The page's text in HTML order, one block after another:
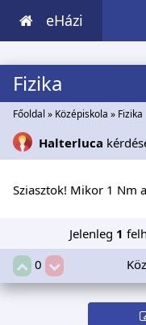
eHázi
Fizika
Főoldal » Középiskola » Fizika
Halterluca
Sziasztok! Mikor 1 Nm
Jelenleg 1
0